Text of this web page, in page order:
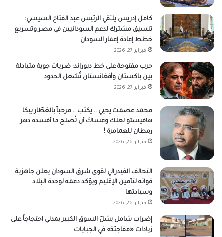
كامل إدريس يلتقي الرئيس عبد الفتاح السيسي:
تنسيق مشترك لدعم السودانيين في مصر وتسريع
خطط إعادة إعمار السودان
فبراير 27, 2026
حرب مفتوحة على خط ديوراند: ضربات جوية متبادلة
بين باكستان وأفغانستان تُشعل الحدود
فبراير 27, 2026
محمد عصمت يحيي .. يكتب .. مرحباً بالعَطّار بيكا
هافيستو لعلك وعساكَ أن تُصلح ما أفسده دهر
رمطان للعمامرة !
فبراير 26, 2026
التحالف الفيدرالي لقوى شرق السودان يعلن جاهزية
قواته لتأمين الإقليم ويؤكد دعمه لوحدة البلاد
وسيادتها
فبراير 26, 2026
إضراب شامل يشلّ السوق الكبير بمدني احتجاجاً على
زيادات «مفاجئة» في الجبايات